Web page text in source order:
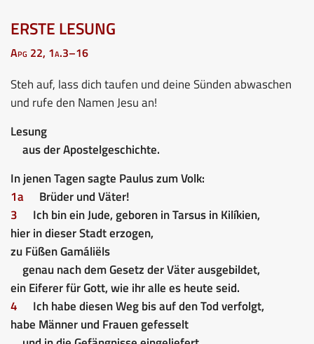
ERSTE LESUNG
Apg 22, 1a.3–16
Steh auf, lass dich taufen und deine Sünden abwaschen
und rufe den Namen Jesu an!
Lesung
aus der Apostelgeschichte.
In jenen Tagen sagte Paulus zum Volk:
1a
Brüder und Väter!
3
Ich bin ein Jude, geboren in Tarsus in Kilíkien,
hier in dieser Stadt erzogen,
zu Füßen Gamáliëls
genau nach dem Gesetz der Väter ausgebildet,
ein Eiferer für Gott, wie ihr alle es heute seid.
4
Ich habe diesen Weg bis auf den Tod verfolgt,
habe Männer und Frauen gefesselt